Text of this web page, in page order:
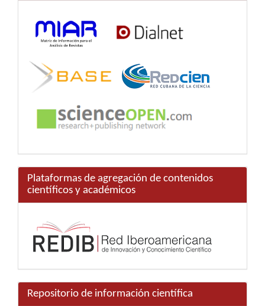
Plataformas de agregación de contenidos
científicos y académicos
Repositorio de información científica